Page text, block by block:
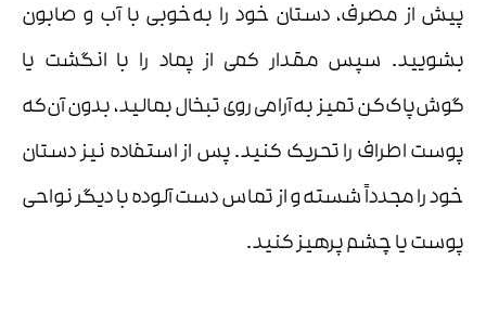
پیش از مصرف، دستان خود را به‌خوبی با آب و صابون
بشویید. سپس مقدار کمی از پماد را با انگشت یا
گوش‌پاک‌کن تمیز به‌آرامی روی تبخال بمالید، بدون آن‌که
پوست اطراف را تحریک کنید. پس از استفاده نیز دستان
خود را مجدداً شسته و از تماس دست آلوده با دیگر نواحی
پوست یا چشم پرهیز کنید.